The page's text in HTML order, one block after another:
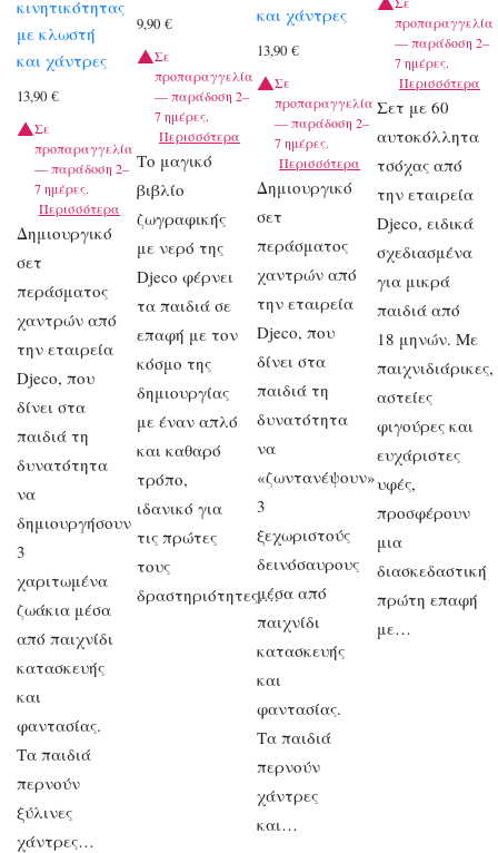
κινητικότητας
με κλωστή
και χάντρες
13,90 €
Σε
προπαραγγελία
— παράδοση 2–
7 ημέρες.
Περισσότερα
Δημιουργικό
σετ
περάσματος
χαντρών από
την εταιρεία
Djeco, που
δίνει στα
παιδιά τη
δυνατότητα
να
δημιουργήσουν
3
χαριτωμένα
ζωάκια μέσα
από παιχνίδι
κατασκευής
και
φαντασίας.
Τα παιδιά
περνούν
ξύλινες
χάντρες…
9,90€
Σε
προπαραγγελία
— παράδοση 2–
7 ημέρες.
Περισσότερα
Το μαγικό
βιβλίο
ζωγραφικής
με νερό της
Djeco φέρνει
τα παιδιά σε
επαφή με τον
κόσμο της
δημιουργίας
με έναν απλό
και καθαρό
τρόπο,
ιδανικό για
τις πρώτες
τους
δραστηριότητες….
και χάντρες
13,90€
Σε
προπαραγγελία
— παράδοση 2–
7 ημέρες.
Περισσότερα
Δημιουργικό
σετ
περάσματος
χαντρών από
την εταιρεία
Djeco, που
δίνει στα
παιδιά τη
δυνατότητα
να
«ζωντανέψουν»
3
ξεχωριστούς
δεινόσαυρους
μέσα από
παιχνίδι
κατασκευής
και
φαντασίας.
Τα παιδιά
περνούν
χάντρες
και…
προπαραγγελία
— παράδοση 2–
7 ημέρες.
Περισσότερα
Σετ με 60
αυτοκόλλητα
τσόχας από
την εταιρεία
Djeco, ειδικά
σχεδιασμένα
για μικρά
παιδιά από
18 μηνών. Με
παιχνιδιάρικες,
αστείες
φιγούρες και
ευχάριστες
υφές,
προσφέρουν
μια
διασκεδαστική
πρώτη επαφή
με…